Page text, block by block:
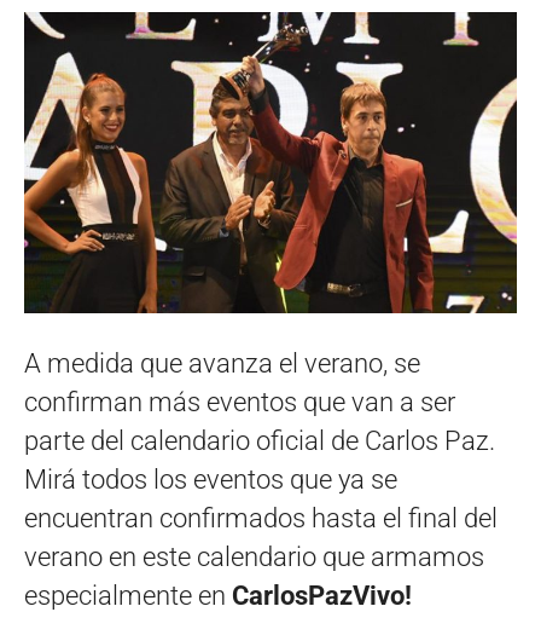
A medida que avanza el verano, se
confirman más eventos que van a ser
parte del calendario oficial de Carlos Paz.
Mirá todos los eventos que ya se
encuentran confirmados hasta el final del
verano en este calendario que armamos
especialmente en CarlosPazVivo!